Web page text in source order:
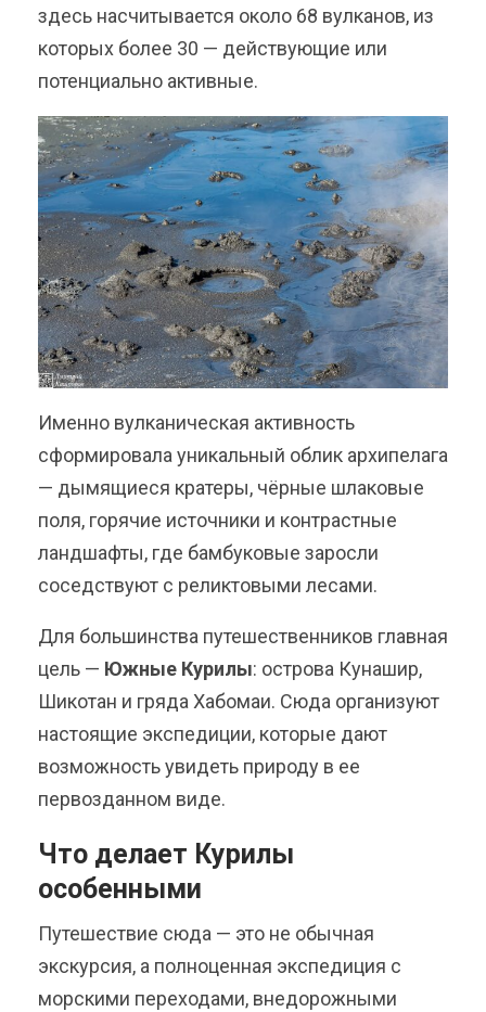
здесь насчитывается около 68 вулканов, из
которых более 30 — действующие или
потенциально активные.
Именно вулканическая активность
сформировала уникальный облик архипелага
— дымящиеся кратеры, чёрные шлаковые
поля, горячие источники и контрастные
ландшафты, где бамбуковые заросли
соседствуют с реликтовыми лесами.
Для большинства путешественников главная
цель — Южные Курилы: острова Кунашир,
Шикотан и гряда Хабомаи. Сюда организуют
настоящие экспедиции, которые дают
возможность увидеть природу в ее
первозданном виде.
Что делает Курилы
особенными
Путешествие сюда — это не обычная
экскурсия, а полноценная экспедиция с
морскими переходами, внедорожными